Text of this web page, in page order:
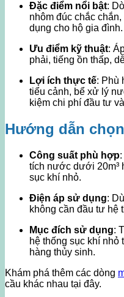
Đặc điểm nổi bật:
nhôm đúc chắc
dụng cho hộ gia đình.
Ưu điểm kỹ thuật:
phải, tiếng ồn thấp,
Lợi ích thực tế: Phù
tiểu cảnh, bể xử lý
kiệm chi phí đầu tư
Hướng dẫn
Công suất phù hợp
tích nước dưới 20m³
sục khí nhỏ.
Điện áp sử dụng:
không cần đầu tư hệ
Mục đích sử dụng:
hệ thống sục khí nhỏ
hàng thủy sinh.
Khám phá thêm các dòng
cầu khác nhau tại đây.